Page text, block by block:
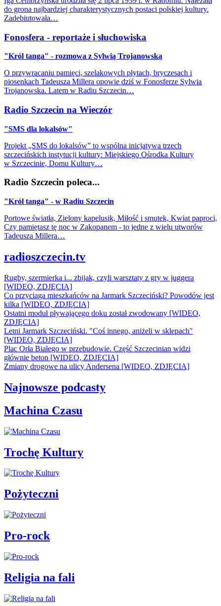
do grona najbardziej charakterystycznych postaci polskiej kultury.
Zadebiutowała…
Fonosfera - reportaże i słuchowiska
"Król tanga" - rozmowa z Sylwią Trojanowską
O przywracaniu pamięci, szelakowych płytach, bryczesach i
piosenkach Tadeusza Millera opowie dziś w Fonosferze Sylwia
Trojanowska. Latem w Radiu Szczecin…
Radio Szczecin na Wieczór
"SMS dla lokalsów"
Projekt „SMS do lokalsów” to wspólna inicjatywa trzech
szczecińskich instytucji kultury: Miejskiego Ośrodka Kultury
w Szczecinie, Domu Kultury…
Radio Szczecin poleca...
"Król tanga" - w Radiu Szczecin
Portowe światła, Zielony kapelusik, Miłość i smutek, Kwiat paproci,
Czy pamiętasz tę noc w Zakopanem - to jedne z wielu utworów
Tadeusza Millera…
radioszczecin.tv
Rugby, szermierka i... zbijak, czyli warsztaty z gry w juggera
[WIDEO, ZDJĘCIA]
Co przyciąga mieszkańców na Jarmark Szczeciński? Powodów jest
kilka [WIDEO, ZDJĘCIA]
Ostatni moduł pływającego doku został zwodowany [WIDEO,
ZDJĘCIA]
Letni Jarmark Szczeciński. "Coś innego, aniżeli w sklepach"
[WIDEO, ZDJĘCIA]
Plac Orła Białego w przebudowie. Część Szczecinian widzi
głównie beton [WIDEO, ZDJĘCIA]
Zmiany drogowe na ulicy Andersena [WIDEO, ZDJĘCIA]
Najnowsze podcasty
Machina Czasu
Trochę Kultury
Pożyteczni
Pro-rock
Religia na fali